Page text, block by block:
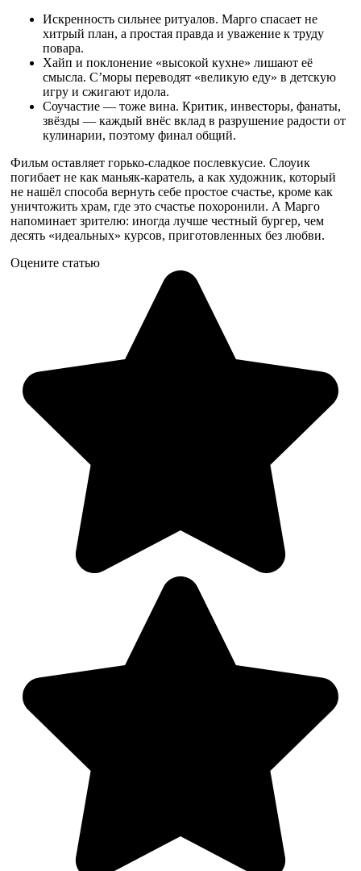
Искренность сильнее ритуалов. Марго спасает не
хитрый план, а простая правда и уважение к труду
повара.
Хайп и поклонение «высокой кухне» лишают её
смысла. С’моры переводят «великую еду» в детскую
игру и сжигают идола.
Соучастие — тоже вина. Критик, инвесторы, фанаты,
звёзды — каждый внёс вклад в разрушение радости от
кулинарии, поэтому финал общий.
Фильм оставляет горько-сладкое послевкусие. Слоуик
погибает не как маньяк-каратель, а как художник, который
не нашёл способа вернуть себе простое счастье, кроме как
уничтожить храм, где это счастье похоронили. А Марго
напоминает зрителю: иногда лучше честный бургер, чем
десять «идеальных» курсов, приготовленных без любви.
Оцените статью